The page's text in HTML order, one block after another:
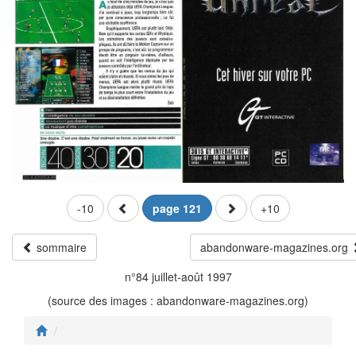
-10 page 121 +10
sommaire
abandonware-magazines.org
n°84 juillet-août 1997
(source des images : abandonware-magazines.org)